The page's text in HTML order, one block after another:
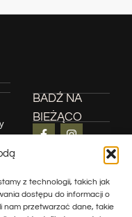
z technologii, takich jak
dostępu do informacji o
nam przetwarzać dane, takie
BADŹ NA
BIEŻĄCO